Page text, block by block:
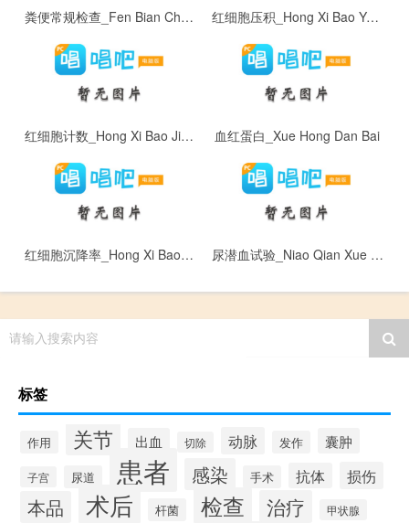
粪便常规检查_Fen Bian Chang Gui Jian Cha 红细胞压积_Hong Xi Bao Ya Ji
红细胞计数_Hong Xi Bao Ji Shu 血红蛋白_Xue Hong Dan Bai
红细胞沉降率_Hong Xi Bao Chen Jiang Lu: 尿潜血试验_Niao Qian Xue Shi Yan
请输入搜索内容
标签
作用 关节 出血 切除 动脉 发作 囊肿
子宫 尿道 患者 感染 手术 抗体 损伤
本品 术后 杆菌 检查 治疗 甲状腺